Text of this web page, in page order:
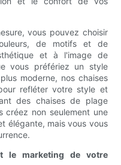
vous pouvez choisir
de motifs et de
et à l'image de
vous préfériez un style
moderne, nos chaises
refléter votre style et
des chaises de plage
créez non seulement une
élégante, mais vous vous
le marketing de votre